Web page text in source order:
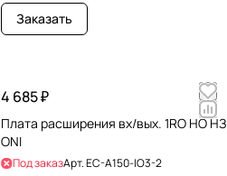
Заказать
4 685 ₽
Плата расширения вх/вых. 1RO НО НЗ
ONI
Под заказАрт.EC-A150-IO3-2